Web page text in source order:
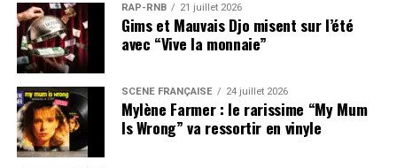
RAP-RNB 21 juillet 2026
Gims et Mauvais Djo misent sur l’été
avec “Vive la monnaie”
SCÈNE FRANÇAISE 24 juillet 2026
Mylène Farmer : le rarissime “My Mum
Is Wrong” va ressortir en vinyle